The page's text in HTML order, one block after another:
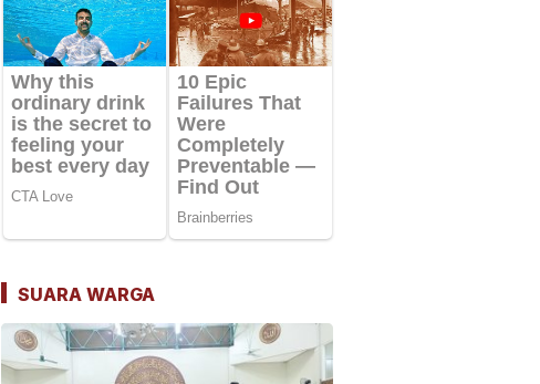
SUARA WARGA